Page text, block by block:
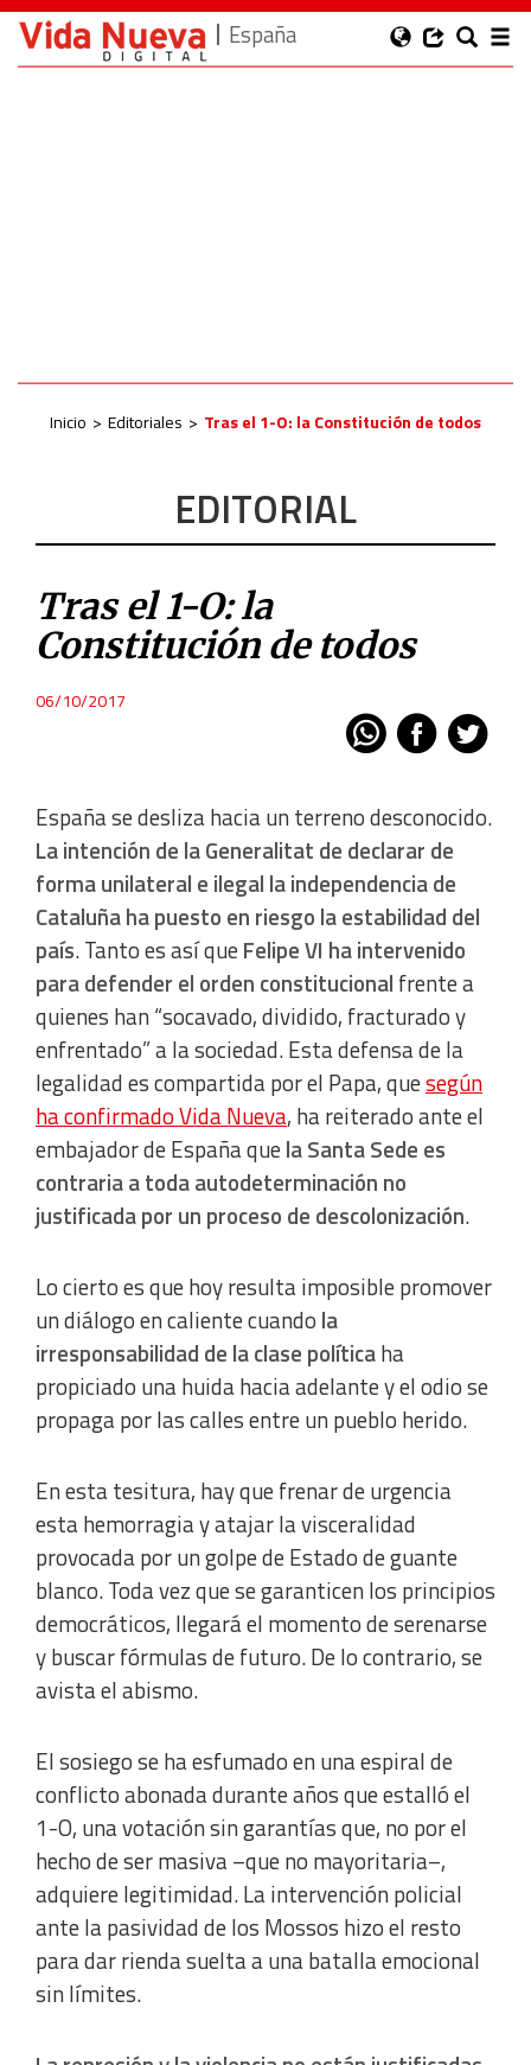
España
Inicio Editoriales Tras el 1-O: la Constitución de todos
EDITORIAL
Tras el 1-O: la
Constitución de todos
06/10/2017
España se desliza hacia un terreno desconocido.
La intención de la Generalitat de declarar de
forma unilateral e ilegal la independencia de
Cataluña ha puesto en riesgo la estabilidad del
país. Tanto es así queFelipe VI ha intervenido
para defender el orden constitucional frente a
quienes han “socavado, dividido, fracturado y
enfrentado” a la sociedad. Esta defensa de la
legalidad es compartida por el Papa, quesegún
ha confirmado Vida Nueva, ha reiterado ante el
embajador de España quela Santa Sede es
contraria a toda autodeterminación no
justificada por un proceso de descolonización.
Lo cierto es que hoy resulta imposible promover
un diálogo en caliente cuando la
irresponsabilidad de la clase políticaha
propiciado una huida hacia adelante y el odio se
propaga por las calles entre un pueblo herido.
En esta tesitura, hay que frenar de urgencia
esta hemorragia y atajar la visceralidad
provocada por un golpe de Estado de guante
blanco. Toda vez que se garanticen los principios
democráticos, llegará el momento de serenarse
y buscar fórmulas de futuro. De lo contrario, se
avista el abismo.
El sosiego se ha esfumado en una espiral de
conflicto abonada durante años que estalló el
1-O, una votación sin garantías que, no por el
hecho de ser masiva –que no mayoritaria–,
adquiere legitimidad. La intervención policial
ante la pasividad de los Mossos hizo el resto
para dar rienda suelta a una batalla emocional
sin límites.